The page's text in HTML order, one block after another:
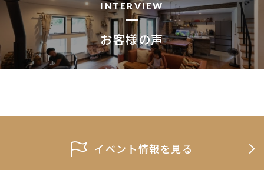
INTERVIEW
お客様の声
イベント情報を見る